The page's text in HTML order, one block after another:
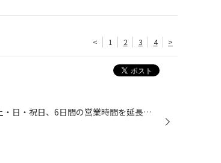
< 1 2 3 4 >
8月1日・7日・8日・9日・14日・15日 上記の土・日・祝日、6日間の営業時間を延長致します。 営業時間 10:30～20:00 となります。 ご来店お待ちしております。